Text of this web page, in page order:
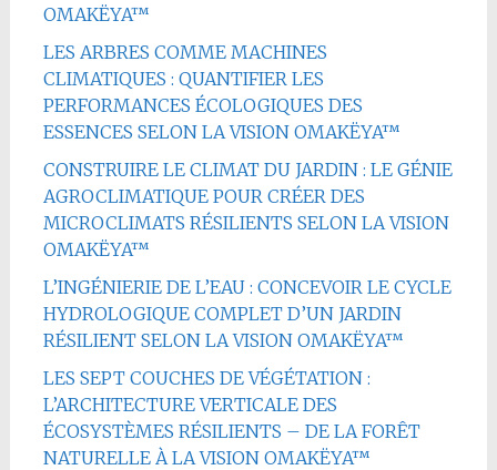
OMAKËYA™
LES ARBRES COMME MACHINES
CLIMATIQUES : QUANTIFIER LES
PERFORMANCES ÉCOLOGIQUES DES
ESSENCES SELON LA VISION OMAKËYA™
CONSTRUIRE LE CLIMAT DU JARDIN : LE GÉNIE
AGROCLIMATIQUE POUR CRÉER DES
MICROCLIMATS RÉSILIENTS SELON LA VISION
OMAKËYA™
L’INGÉNIERIE DE L’EAU : CONCEVOIR LE CYCLE
HYDROLOGIQUE COMPLET D’UN JARDIN
RÉSILIENT SELON LA VISION OMAKËYA™
LES SEPT COUCHES DE VÉGÉTATION :
L’ARCHITECTURE VERTICALE DES
ÉCOSYSTÈMES RÉSILIENTS – DE LA FORÊT
NATURELLE À LA VISION OMAKËYA™